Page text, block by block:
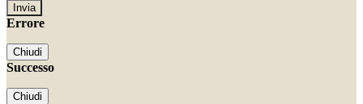
Errore
Chiudi
Successo
Chiudi